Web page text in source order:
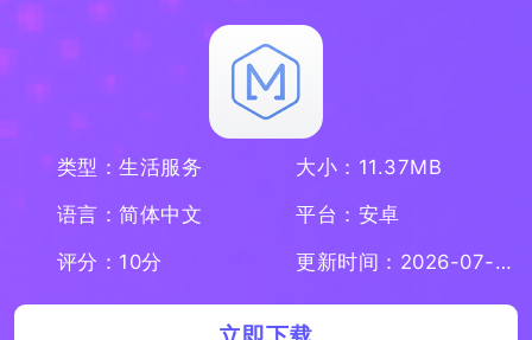
类型：生活服务
大小：11.37MB
语言：简体中文
平台：安卓
评分：10分
更新时间：2026-07-08